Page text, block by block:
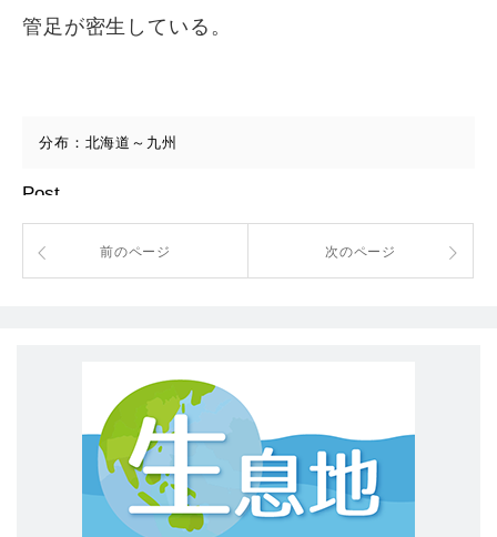
管足が密生している。
分布：北海道～九州
Post
前のページ 次のページ